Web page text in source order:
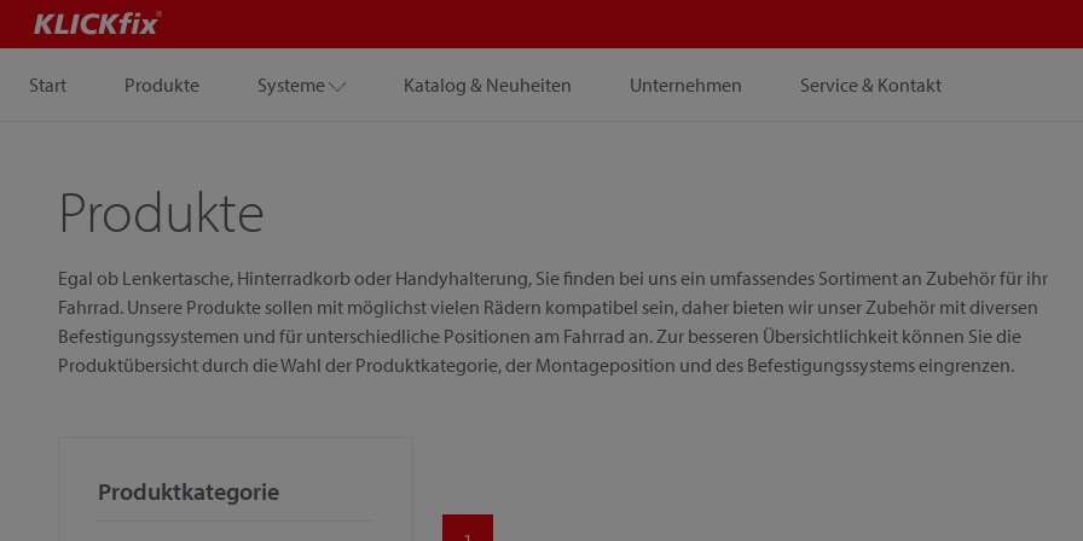
Start Produkte Systeme Katalog & Neuheiten Unternehmen Service & Kontakt
Produkte
Egal ob Lenkertasche, Hinterradkorb oder Handyhalterung, Sie finden bei uns ein umfassendes Sortiment an Zubehör für ihr
Fahrrad. Unsere Produkte sollen mit möglichst vielen Rädern kompatibel sein, daher bieten wir unser Zubehör mit diversen
Befestigungssystemen und für unterschiedliche Positionen am Fahrrad an. Zur besseren Übersichtlichkeit können Sie die
Produktübersicht durch die Wahl der Produktkategorie, der Montageposition und des Befestigungssystems eingrenzen.
Produktkategorie